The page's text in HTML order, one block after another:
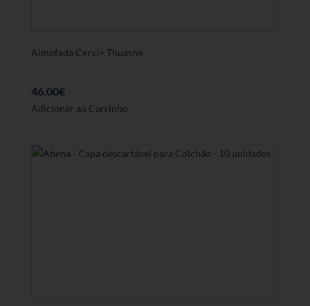
Almofada Cervi+ Thuasne
46.00€
Adicionar ao Carrinho